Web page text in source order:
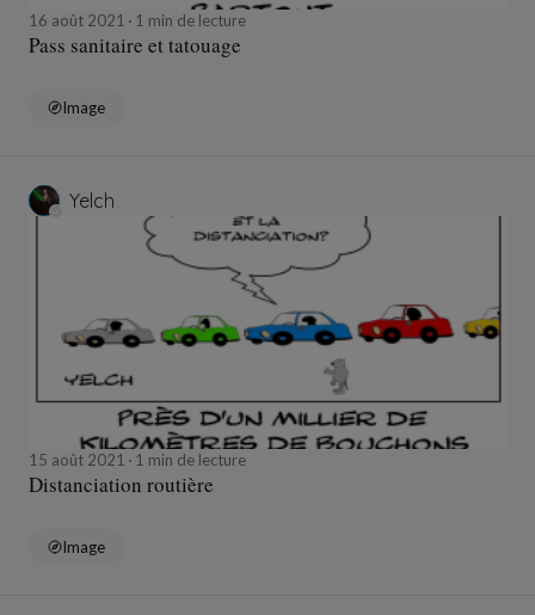
16 août 2021 1 min de lecture
Pass sanitaire et tatouage
Image
Yelch
15 août 2021 1 min de lecture
Distanciation routière
Image